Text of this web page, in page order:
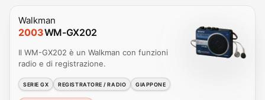
Walkman
2003WM-GX202
Il WM-GX202 è un Walkman con funzioni
radio e di registrazione.
SERIE GX REGISTRATORE / RADIO GIAPPONE